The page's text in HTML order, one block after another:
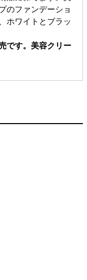
のファンデーショ
ホワイトとブラッ
です。美容クリー